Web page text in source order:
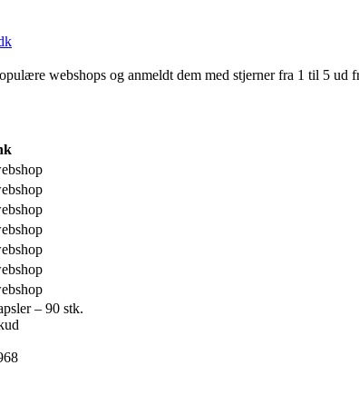
webshops og anmeldt dem med stjerner fra 1 til 5
– 90 stk.